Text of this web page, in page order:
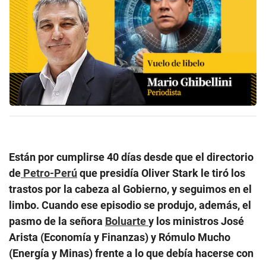
Están por cumplirse 40 días desde que el directorio
de Petro-Perúque presidía Oliver Stark le tiró los
trastos por la cabeza al Gobierno, y seguimos en el
limbo. Cuando ese episodio se produjo, además, el
pasmo de la señora Boluartey los ministros José
Arista (Economía y Finanzas) y Rómulo Mucho
(Energía y Minas) frente a lo que debía hacerse con